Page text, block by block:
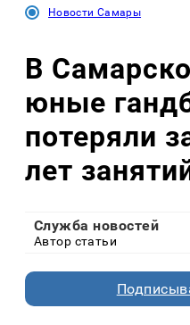
Новости Самары
В
юные
потеряли
лет
Служба новостей
Автор статьи